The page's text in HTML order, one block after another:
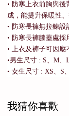
• 防寒上衣前胸與後
成，能提升保暖性
• 防寒長褲無拉鍊設
• 防寒長褲膝蓋處採
• 上衣及褲子可因應
•男生尺寸 : S、M
• 女生尺寸 : XS、S
我猜你喜歡